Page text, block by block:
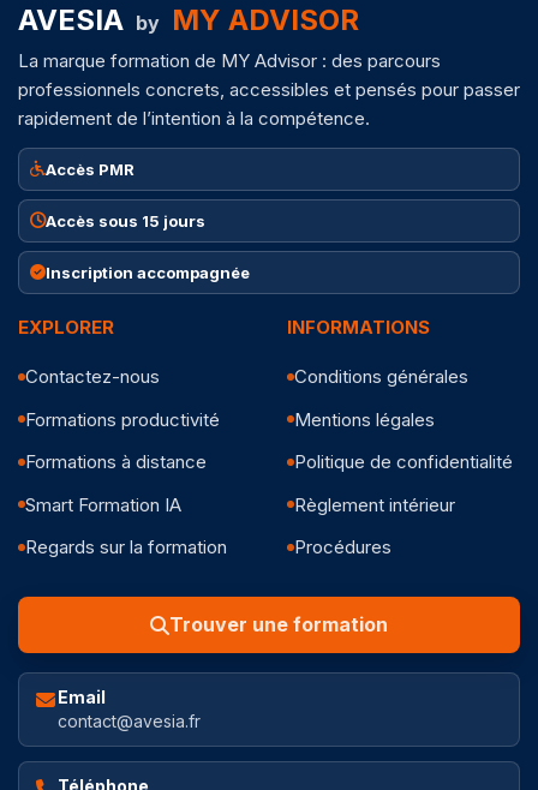
AVESIA by MY ADVISOR
La marque formation de MY Advisor : des parcours
professionnels concrets, accessibles et pensés pour passer
rapidement de l’intention à la compétence.
Accès PMR
Accès sous 15 jours
Inscription accompagnée
EXPLORER
Contactez-nous
Formations productivité
Formations à distance
Smart Formation IA
Regards sur la formation
INFORMATIONS
Conditions générales
Mentions légales
Politique de confidentialité
Règlement intérieur
Procédures
Trouver une formation
Email
contact@avesia.fr